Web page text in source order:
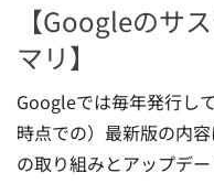
【Googleのサ
マリ】
Googleでは毎年発行し
時点での）最新版の内
の取り組みとアップデー